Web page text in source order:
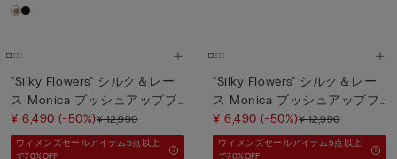
"Silky Flowers" シルク＆レー
ス Monica プッシュアップブ
ラ
¥ 6,490(-50%)¥ 12,990
ウィメンズセールアイテム5点以上
で70%OFF
"Silky Flowers" シルク＆レー
ス Monica プッシュアップブ
ラ
¥ 6,490(-50%)¥ 12,990
ウィメンズセールアイテム5点以上
で70%OFF